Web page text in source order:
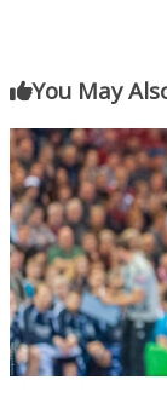
You May